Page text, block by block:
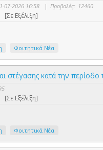
07-2026 16:58 | Προβολές: 12460
[Σε Εξέλιξη]
Φοιτητικά Νέα
στέγασης κατά την
[Σε Εξέλιξη]
Φοιτητικά Νέα